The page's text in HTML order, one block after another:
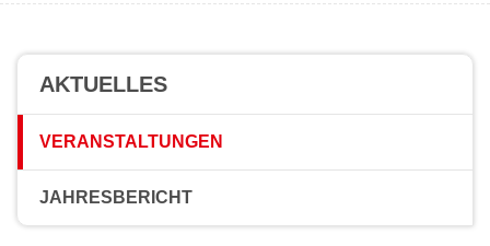
AKTUELLES
VERANSTALTUNGEN
JAHRESBERICHT